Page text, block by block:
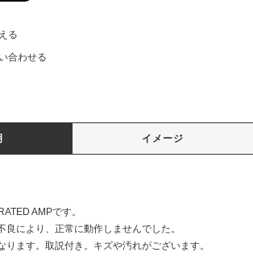
る
合わせる
イメージ
AMPです。
良により、正常に動作しませんでした。
ります。取説付き。キズや汚れがございます。